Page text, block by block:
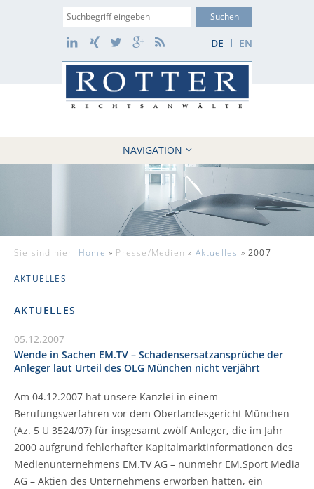
Suche
DE EN
LinkedIn
Xing TwitterGoogle+
RSS
NAVIGATION
HOME
KANZLEI
10 GRÜNDE
FÄLLE
REFERENZEN
Sie sind hier: Home » Presse/Medien » Aktuelles »2007
AKTUELLES
AKTUELLES
05.12.2007
Wende in Sachen EM.TV – Schadensersatzansprüche der
Anleger laut Urteil des OLG München nicht verjährt
Am 04.12.2007 hat unsere Kanzlei in einem
Berufungsverfahren vor dem Oberlandesgericht München
(Az. 5 U 3524/07) für insgesamt zwölf Anleger, die im Jahr
2000 aufgrund fehlerhafter Kapitalmarktinformationen des
Medienunternehmens EM.TV AG – nunmehr EM.Sport Media
AG – Aktien des Unternehmens erworben hatten, ein